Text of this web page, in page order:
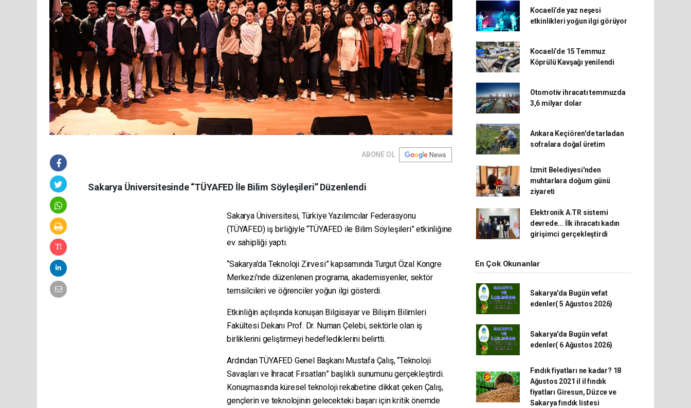
ABONE OL
Sakarya Üniversitesinde “TÜYAFED İle Bilim Söyleşileri” Düzenlendi
Sakarya Üniversitesi, Türkiye Yazılımcılar Federasyonu
(TÜYAFED) iş birliğiyle “TÜYAFED ile Bilim Söyleşileri” etkinliğine
ev sahipliği yaptı.
“Sakarya'da Teknoloji Zirvesi” kapsamında Turgut Özal Kongre
Merkezi'nde düzenlenen programa, akademisyenler, sektör
temsilcileri ve öğrenciler yoğun ilgi gösterdi.
Etkinliğin açılışında konuşan Bilgisayar ve Bilişim Bilimleri
Fakültesi Dekanı Prof. Dr. Numan Çelebi, sektörle olan iş
birliklerini geliştirmeyi hedeflediklerini belirtti.
Ardından TÜYAFED Genel Başkanı Mustafa Çalış, “Teknoloji
Savaşları ve İhracat Fırsatları” başlıklı sunumunu gerçekleştirdi.
Konuşmasında küresel teknoloji rekabetine dikkat çeken Çalış,
gençlerin ve teknolojinin gelecekteki başarı için kritik önemde
Kocaeli’de yaz neşesi
etkinlikleri yoğun ilgi görüyor
Kocaeli’de 15 Temmuz
Köprülü Kavşağı yenilendi
Otomotiv ihracatı temmuzda
3,6 milyar dolar
Ankara Keçiören'de tarladan
sofralara doğal üretim
İzmit Belediyesi'nden
muhtarlara doğum günü
ziyareti
Elektronik A.TR sistemi
devrede... İlk ihracatı kadın
girişimci gerçekleştirdi
En Çok Okunanlar
Sakarya'da Bugün vefat
edenler( 5 Ağustos 2026)
Sakarya'da Bugün vefat
edenler( 6 Ağustos 2026)
Fındık fiyatları ne kadar? 18
Ağustos 2021 il il fındık
fiyatları Giresun, Düzce ve
Sakarya fındık listesi